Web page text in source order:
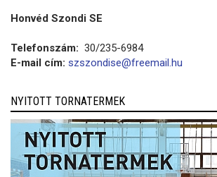
Honvéd Szondi SE
Telefonszám: 30/235-6984
E-mail cím: szszondise@freemail.hu
NYITOTT TORNATERMEK